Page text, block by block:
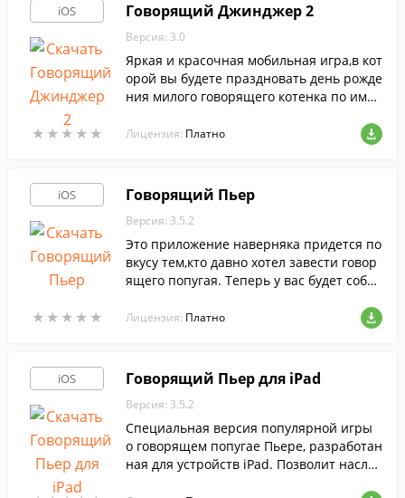
iOS
★ ★ ★ ★ ★
★ ★ ★ ★ ★
Говорящий Джинджер 2
Версия: 3.0
Яркая и красочная мобильная игра,в кот
орой вы будете праздновать день рожде
ния милого говорящего котенка по имен
Лицензия: Платно
iOS
★ ★ ★ ★ ★
★ ★ ★ ★ ★
Говорящий Пьер
Версия: 3.5.2
Это приложение наверняка придется по
вкусу тем,кто давно хотел завести говор
ящего попугая. Теперь у вас будет собст
й — Пьер.
Лицензия: Платно
iOS Говорящий Пьер для iPad
Версия: 3.5.2
Специальная версия популярной игры
о говорящем попугае Пьере, разработан
ная для устройств iPad. Позволит насла